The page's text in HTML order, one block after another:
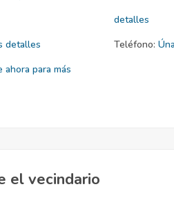
detalles
detalles Teléfono:
ahora para más
el vecindario